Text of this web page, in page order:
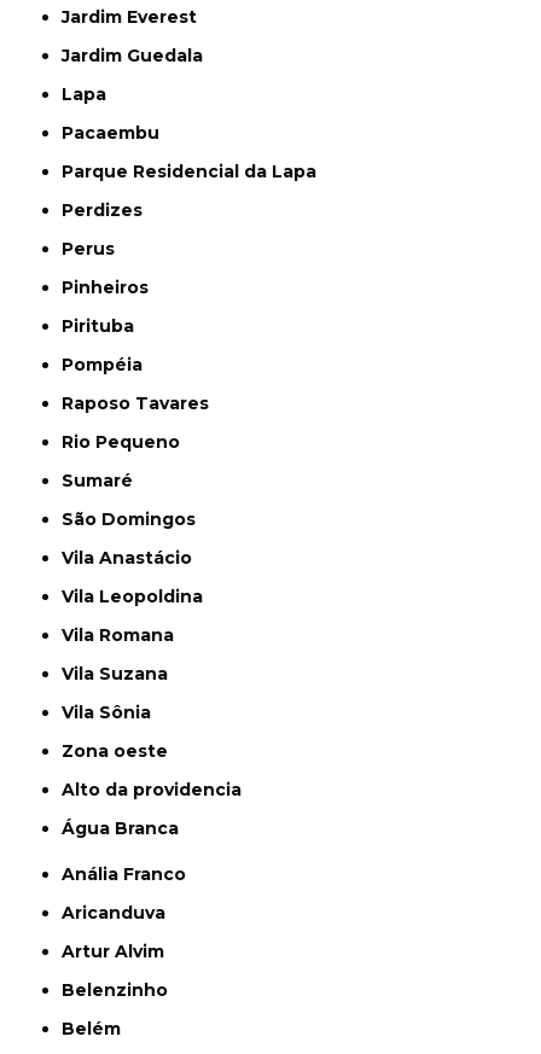
Jardim Everest
Jardim Guedala
Lapa
Pacaembu
Parque Residencial da Lapa
Perdizes
Perus
Pinheiros
Pirituba
Pompéia
Raposo Tavares
Rio Pequeno
Sumaré
São Domingos
Vila Anastácio
Vila Leopoldina
Vila Romana
Vila Suzana
Vila Sônia
Zona oeste
alto da providencia
Água Branca
Anália Franco
Aricanduva
Artur Alvim
Belenzinho
Belém